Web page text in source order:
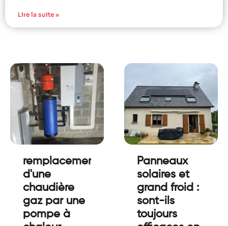
Lire la suite »
remplacement
d'une
chaudière
gaz par une
pompe à
Panneaux
solaires et
grand froid :
sont-ils
toujours